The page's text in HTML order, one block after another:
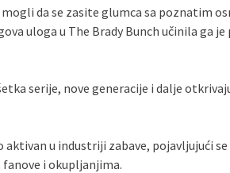
mogli da se zasite glumca sa poznatim
uloga u The Brady Bunch učinila ga
serije, nove generacije i dalje
aktivan u industriji zabave, pojavljujući
fanove i okupljanjima.